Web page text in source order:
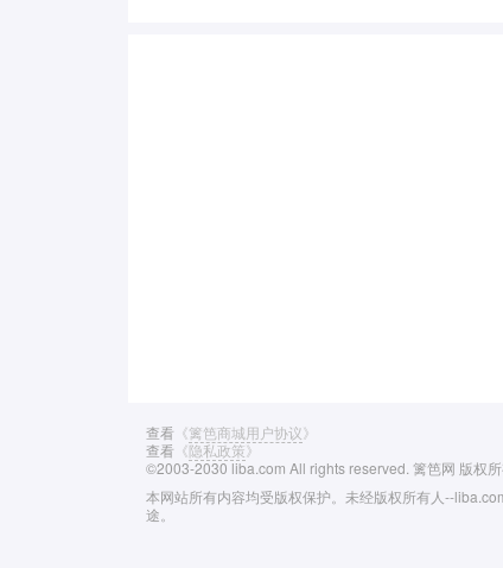
查看 《篱笆商城用户协议》
查看 《隐私政策》
©2003-2030 liba.com All rights reserved. 篱笆网 版权
本网站所有内容均受版权保护。未经版权所有人--
途。